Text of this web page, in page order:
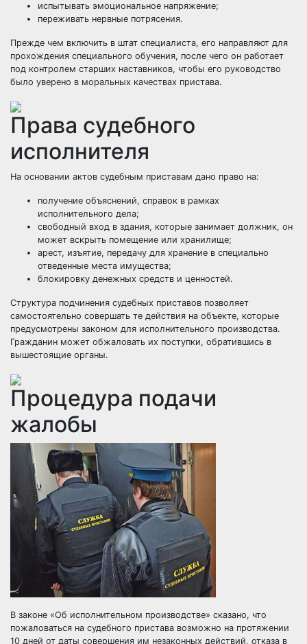
испытывать эмоциональное напряжение;
переживать нервные потрясения.
Прежде чем включить в штат специалиста, его направляют для
прохождения специального обучения, после чего он работает
под контролем старших наставников, чтобы его руководство
было уверено в моральных качествах пристава.
Права судебного
исполнителя
На основании актов судебным приставам дано право на:
получение объяснений, справок в рамках
исполнительного дела;
свободный вход в здания, которые занимает должник, он
может вскрыть помещение или хранилище;
арест, изъятие, передачу для хранение в специально
отведенные места имущества;
блокировку денежных средств и ценностей.
Структура подчинения судебных приставов позволяет
самостоятельно совершать те действия на объекте, которые
предусмотрены законом для исполнительного производства.
Гражданин может обжаловать их поступки, обратившись в
вышестоящие органы.
Процедура подачи
жалобы
В законе «Об исполнительном производстве» сказано, что
пожаловаться на судебного пристава возможно на протяжении
10 дней от даты совершения им незаконных действий, отказа в